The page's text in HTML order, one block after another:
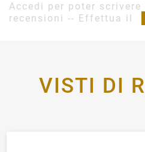
Accedi per poter scrivere
recensioni -- Effettua il
VISTI DI